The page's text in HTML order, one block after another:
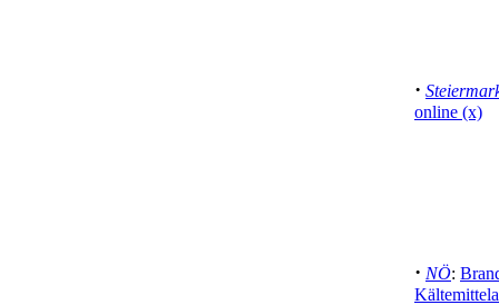
·
online (x)
· NÖ: